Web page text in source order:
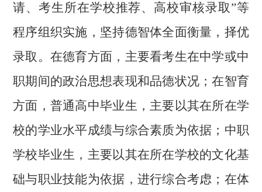
请、考生所在学校推荐、高校审核录取”等
程序组织实施，坚持德智体全面衡量，择优
录取。在德育方面，主要看考生在中学或中
职期间的政治思想表现和品德状况；在智育
方面，普通高中毕业生，主要以其在所在学
校的学业水平成绩与综合素质为依据；中职
学校毕业生，主要以其在所在学校的文化基
础与职业技能为依据，进行综合考虑；在体